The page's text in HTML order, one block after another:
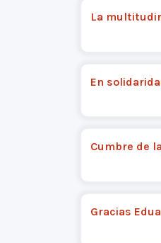
La
En
Cumbre de
Gracias